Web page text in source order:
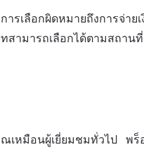
รเลือกผิดหมายถึงการจ่ายเ
ามารถเลือกได้ตามสถานที่
เหมือนผู้เยี่ยมชมทั่วไป พร็